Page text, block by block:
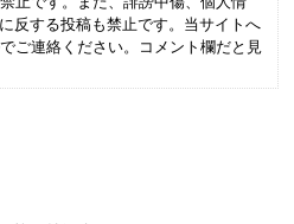
反する投稿も禁止です。当サイトへ
ご連絡ください。コメント欄だと見